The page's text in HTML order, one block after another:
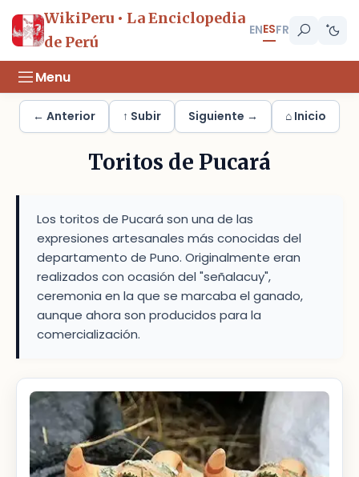
WikiPeru • La Enciclopedia
de Perú
ENESFR
Menu
← Anterior ↑ Subir Siguiente → ⌂ Inicio
Toritos de Pucará
Los toritos de Pucará son una de las
expresiones artesanales más conocidas del
departamento de Puno. Originalmente eran
realizados con ocasión del "señalacuy",
ceremonia en la que se marcaba el ganado,
aunque ahora son producidos para la
comercialización.